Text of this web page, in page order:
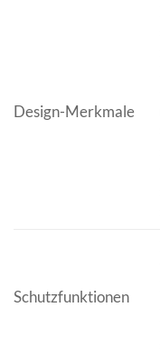
Design-Merkmale
Schutzfunktionen